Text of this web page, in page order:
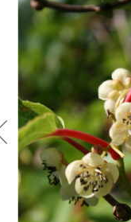
Насіннєва картопля
Насіння і розсада
Саджанці декоративні
Засоби захисту рослин
Добрива
Для кімнатних рослин
Для ландшафтного дизайну
Для поливу
Інструменти та інвентар
Виноробство